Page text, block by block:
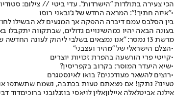
הכי צעירה בתולדות "הישרדות". עדי ביטי // צילום: סטודיו
•"איזה חתיך!": המראה החדש של ג'ובאני רוסו
בין הסלבס עמם דיברה ההפקה אך המגעים לא הבשילו
בעונה הבאה יהיו כמהשינויים גדולים, שבתקווה יתקבלו
מרשת 13 נמסר: "אנו נמצאים בשלבי ליהוק לעונה החדשה של 'הישרדות' ולא נתייחס לזהות המתמודדים".
•הצלם הישראלי של "מהיר ועצבני"
•קייטי פרי הורשעה בהפרת זכויות יוצרים
•שיא היעדר המוסר: בקרוב בקפריסין?
•רוצים להשאר מעודכנים? בואו לאינסטגרם
טעינו? נתקן! אם מצאתם טעות בכתבה, נשמח שתשתפו
אילנה אביטלאלה איילוןאלין לויאסי בוזגלובני ברוכיםדוד